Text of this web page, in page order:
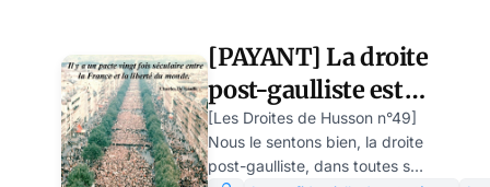
[PAYANT] La droite
post-gaulliste est
morte.
Réinventons un
[Les Droites de Husson n°49]
Nous le sentons bien, la droite
post-gaulliste, dans toutes ses